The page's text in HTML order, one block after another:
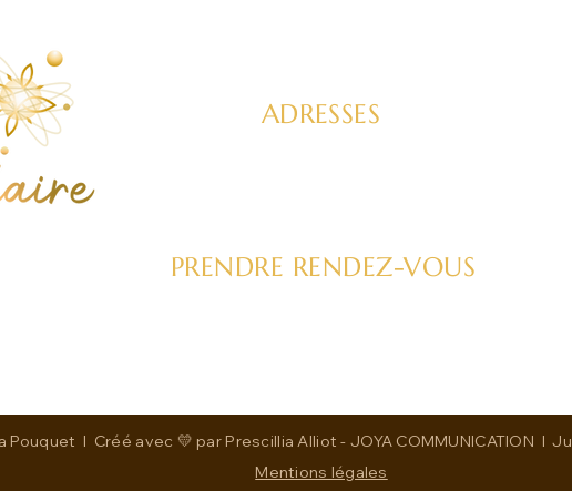
Pouquet I Créé avec 💛 par Prescillia Alliot - JOYA COMMUNICATION I
Mentions légales
ADRESSES
PRENDRE RENDEZ-VOUS